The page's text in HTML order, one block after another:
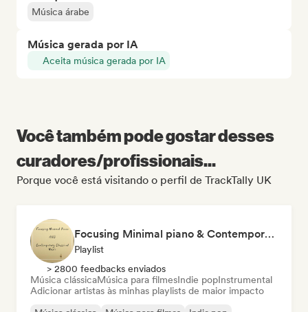
Música árabe
Música gerada por IA
Aceita música gerada por IA
Você também pode gostar desses
curadores/profissionais...
Porque você está visitando o perfil de TrackTally UK
Focusing Minimal piano & Contemporary classical music
Playlist
> 2800 feedbacks enviados
Música clássicaMúsica para filmesIndie popInstrumental
Adicionar artistas às minhas playlists de maior impacto